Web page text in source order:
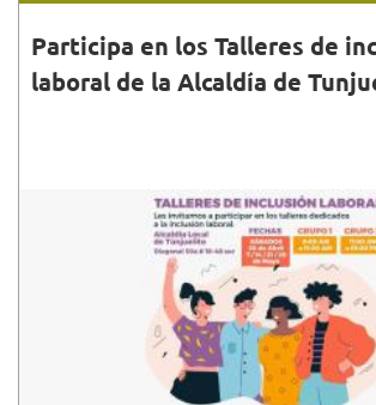
Participa en los Talleres de
laboral de la Alcaldía de
Son cuatro encuentros de acceso
habitantes de la localidad de
todo lo relacionado con inclusión